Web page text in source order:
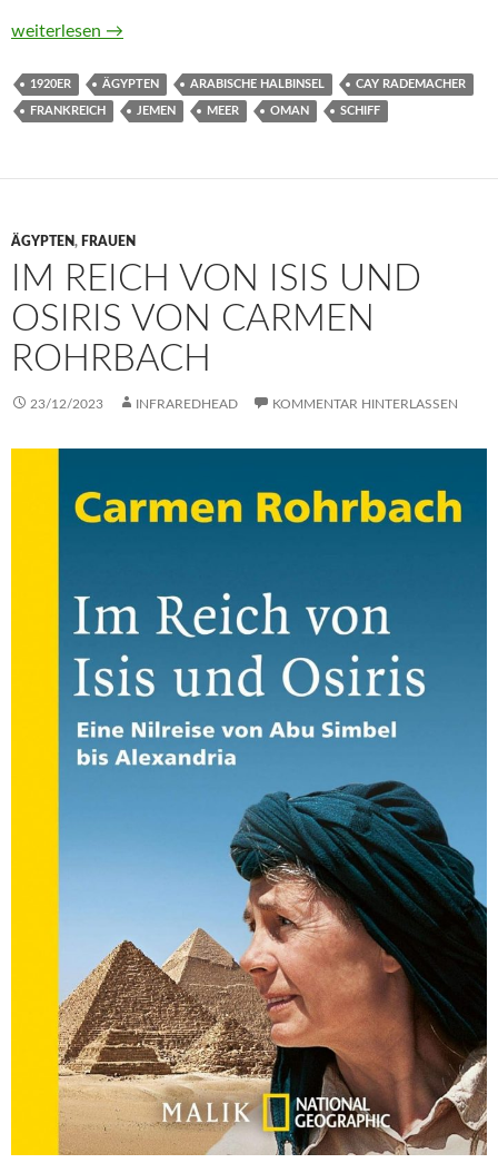
Die Passage nach Maskat. Kriminalroman von Cay
weiterlesen →
1920ER ÄGYPTEN ARABISCHE HALBINSEL CAY RADEMACHER
FRANKREICH JEMEN MEER OMAN SCHIFF
ÄGYPTEN, FRAUEN
IM REICH VON ISIS UND
OSIRIS VON CARMEN
ROHRBACH
23/12/2023 INFRAREDHEAD KOMMENTAR HINTERLASSEN